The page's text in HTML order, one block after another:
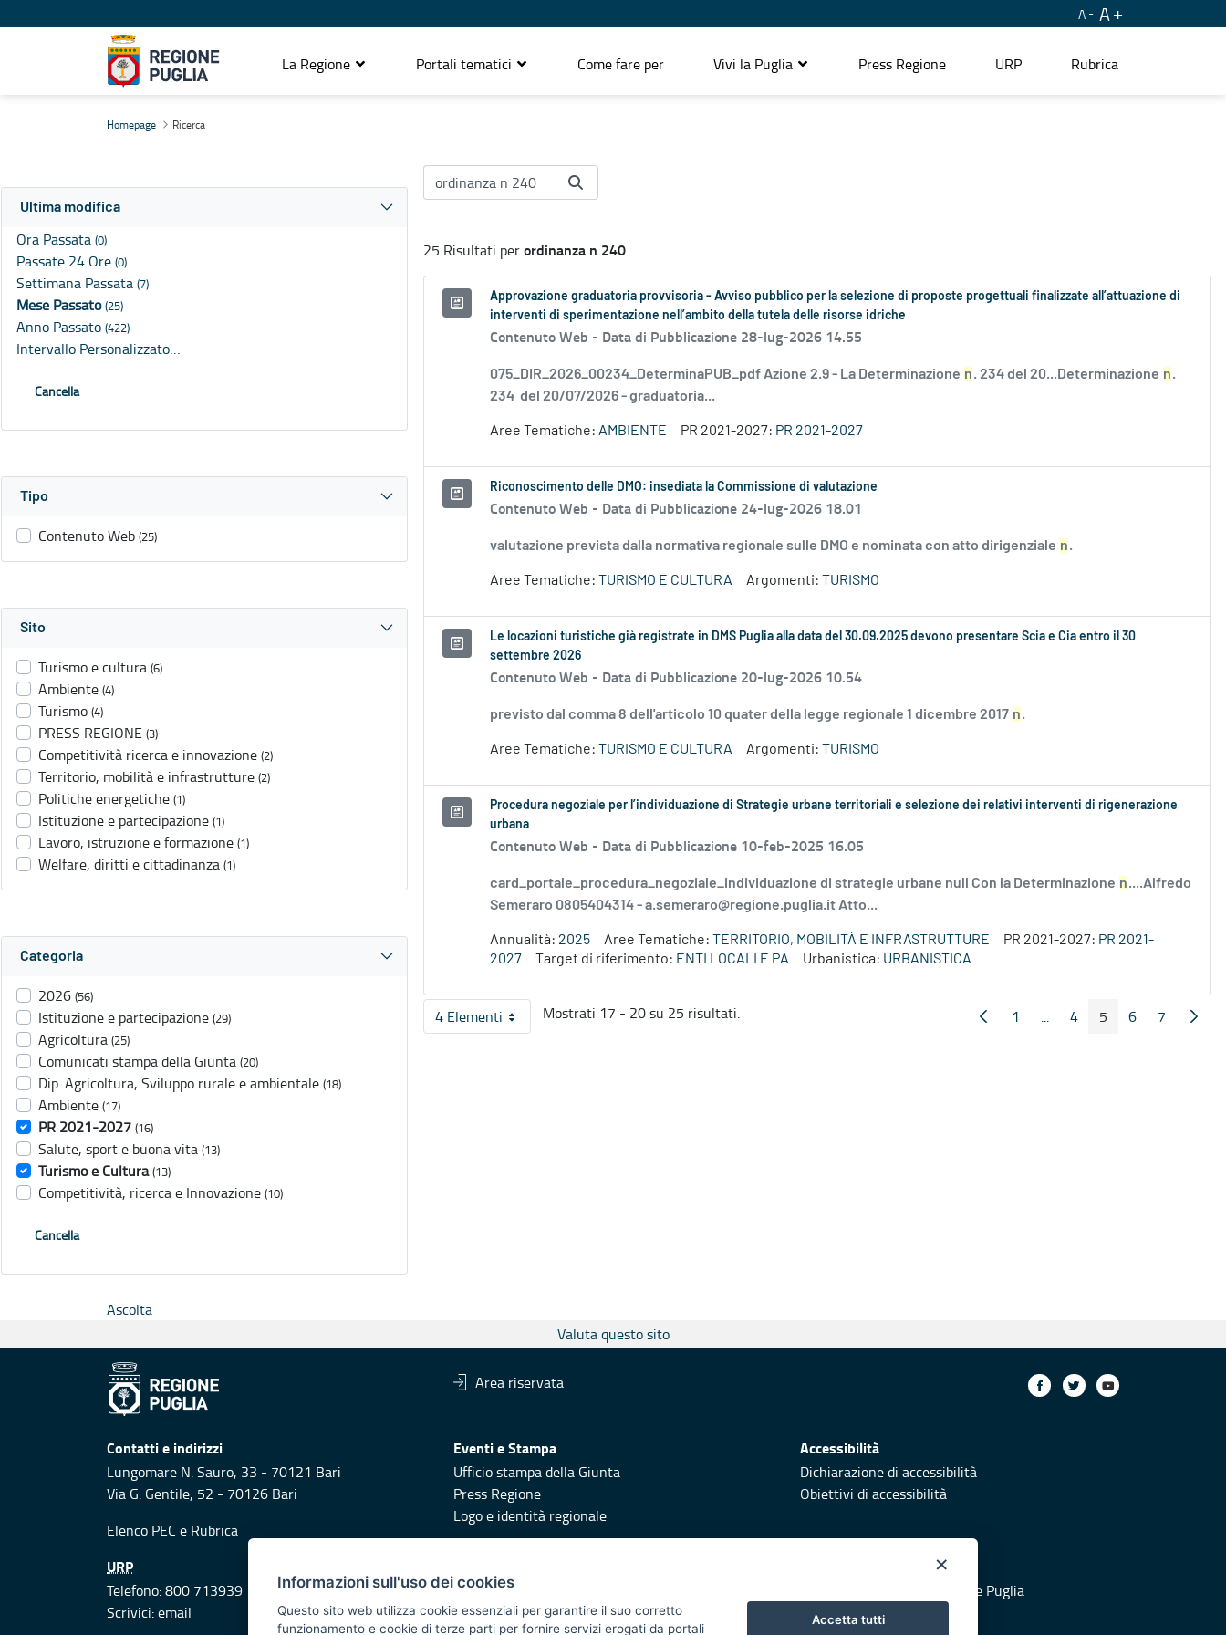
A A
La Regione Portali tematici Come fare per Vivi la Puglia Press Regione URP Rubrica
Homepage Ricerca
Ultima modifica
Ora Passata (0)
Passate 24 Ore (0)
Settimana Passata (7)
Mese Passato(25)
Anno Passato (422)
Intervallo Personalizzato…
Cancella
Tipo
Contenuto Web (25)
Sito
Turismo e cultura (6)
Ambiente (4)
Turismo (4)
PRESS REGIONE (3)
Competitività ricerca e innovazione (2)
Territorio, mobilità e infrastrutture (2)
Politiche energetiche (1)
Istituzione e partecipazione (1)
Lavoro, istruzione e formazione (1)
Welfare, diritti e cittadinanza (1)
Categoria
2026 (56)
Istituzione e partecipazione (29)
Agricoltura (25)
Comunicati stampa della Giunta (20)
Dip. Agricoltura, Sviluppo rurale e ambientale (18)
Ambiente (17)
PR 2021-2027 (16)
Salute, sport e buona vita (13)
Turismo e Cultura (13)
Competitività, ricerca e Innovazione (10)
Cancella
25 Risultati perordinanza n 240
Approvazione graduatoria provvisoria - Avviso pubblico per la selezione di proposte progettuali finalizzate all’attuazione di
interventi di sperimentazione nell’ambito della tutela delle risorse idriche
Contenuto Web - Data di Pubblicazione 28-lug-2026 14.55
075_DIR_2026_00234_DeterminaPUB_pdf Azione 2.9 - La Determinazione n. 234 del 20...Determinazione n.
234 del 20/07/2026 - graduatoria...
Aree Tematiche: AMBIENTE PR 2021-2027: PR 2021-2027
Riconoscimento delle DMO: insediata la Commissione di valutazione
Contenuto Web - Data di Pubblicazione 24-lug-2026 18.01
valutazione prevista dalla normativa regionale sulle DMO e nominata con atto dirigenziale n.
Aree Tematiche: TURISMO E CULTURA Argomenti: TURISMO
Le locazioni turistiche già registrate in DMS Puglia alla data del 30.09.2025 devono presentare Scia e Cia entro il 30
settembre 2026
Contenuto Web - Data di Pubblicazione 20-lug-2026 10.54
previsto dal comma 8 dell'articolo 10 quater della legge regionale 1 dicembre 2017 n.
Aree Tematiche: TURISMO E CULTURA Argomenti: TURISMO
Procedura negoziale per l’individuazione di Strategie urbane territoriali e selezione dei relativi interventi di rigenerazione
urbana
Contenuto Web - Data di Pubblicazione 10-feb-2025 16.05
card_portale_procedura_negoziale_individuazione di strategie urbane null Con la Determinazione n....Alfredo
Semeraro 0805404314 - a.semeraro@regione.puglia.it Atto...
Annualità: 2025 Aree Tematiche: TERRITORIO, MOBILITÀ E INFRASTRUTTURE PR 2021-2027: PR 2021-
2027
Target di riferimento: ENTI LOCALI E PA Urbanistica: URBANISTICA
4 ElementiPer pagina
Mostrati 17 - 20 su 25 risultati. Pagina Precedente
Pagina
1 ...
Pagine intermedie
Pagina
4 Pagina
5 Pagina
6 Pagina
7
Ascolta
Valuta questo sito
Area riservata
Contatti e indirizzi
Lungomare N. Sauro, 33 - 70121 Bari
Via G. Gentile, 52 - 70126 Bari
Elenco PEC e Rubrica
Eventi e Stampa
Ufficio stampa della Giunta
Press Regione
Logo e identità regionale
Accessibilità
Dichiarazione di accessibilità
Obiettivi di accessibilità
URP
Telefono: 800 713939
Scrivici:email
Responsabili di pubblicazione Vai al sito di Protezione Civile Puglia
×
Informazioni sull'uso dei cookies
Questo sito web utilizza cookie essenziali per garantire il suo corretto
funzionamento e cookie di terze parti per fornire servizi erogati da portali
Accetta tutti